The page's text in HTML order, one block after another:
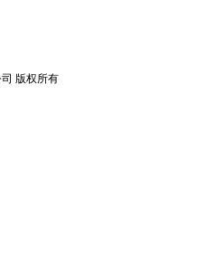
版权所有